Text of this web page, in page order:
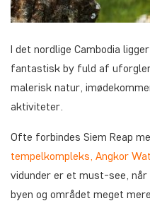
I det nordlige Cambodia
fantastisk by fuld af
malerisk natur,
aktiviteter.
Ofte forbindes Siem Reap
tempelkompleks, Angkor
vidunder er et must-see, når
byen og området meget